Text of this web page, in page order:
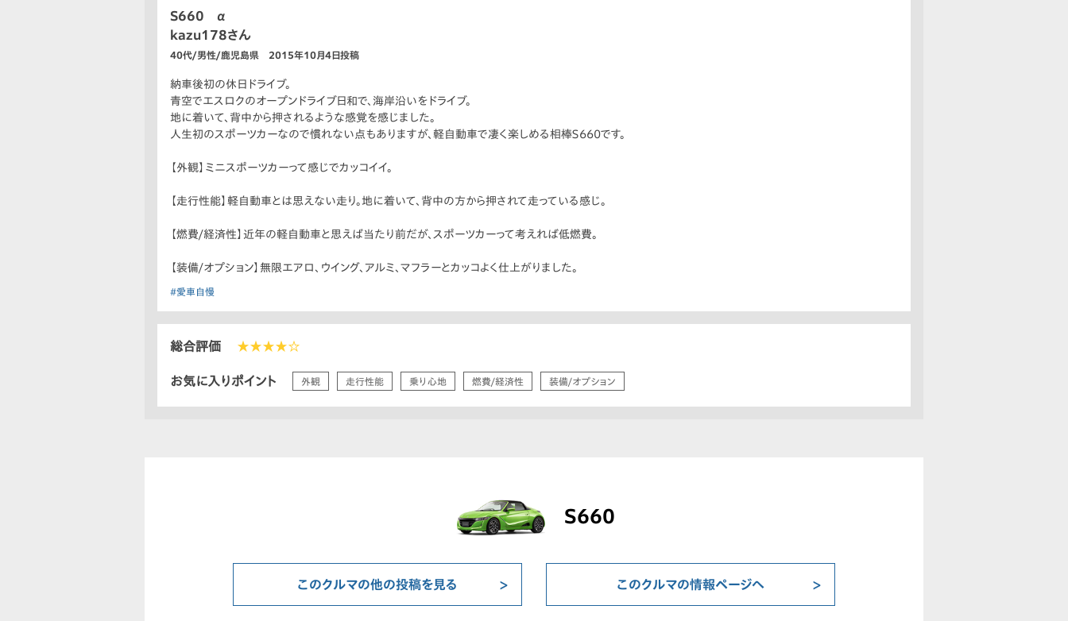
S660 α
kazu178さん
40代/男性/鹿児島県 2015年10月4日投稿
納車後初の休日ドライブ。
青空でエスロクのオープンドライブ日和で、海岸沿いをドライブ。
地に着いて、背中から押されるような感覚を感じました。
人生初のスポーツカーなので慣れない点もありますが、軽自動車で凄く楽しめる相棒Ｓ660です。
【外観】ミニスポーツカーって感じでカッコイイ。
【走行性能】軽自動車とは思えない走り。地に着いて、背中の方から押されて走っている感じ。
【燃費/経済性】近年の軽自動車と思えば当たり前だが、スポーツカーって考えれば低燃費。
【装備/オプション】無限エアロ、ウイング、アルミ、マフラーとカッコよく仕上がりました。
#愛車自慢
総合評価 ★★★★☆
お気に入りポイント 外観 走行性能 乗り心地 燃費/経済性 装備/オプション
S660
このクルマの他の投稿を見る このクルマの情報ページへ